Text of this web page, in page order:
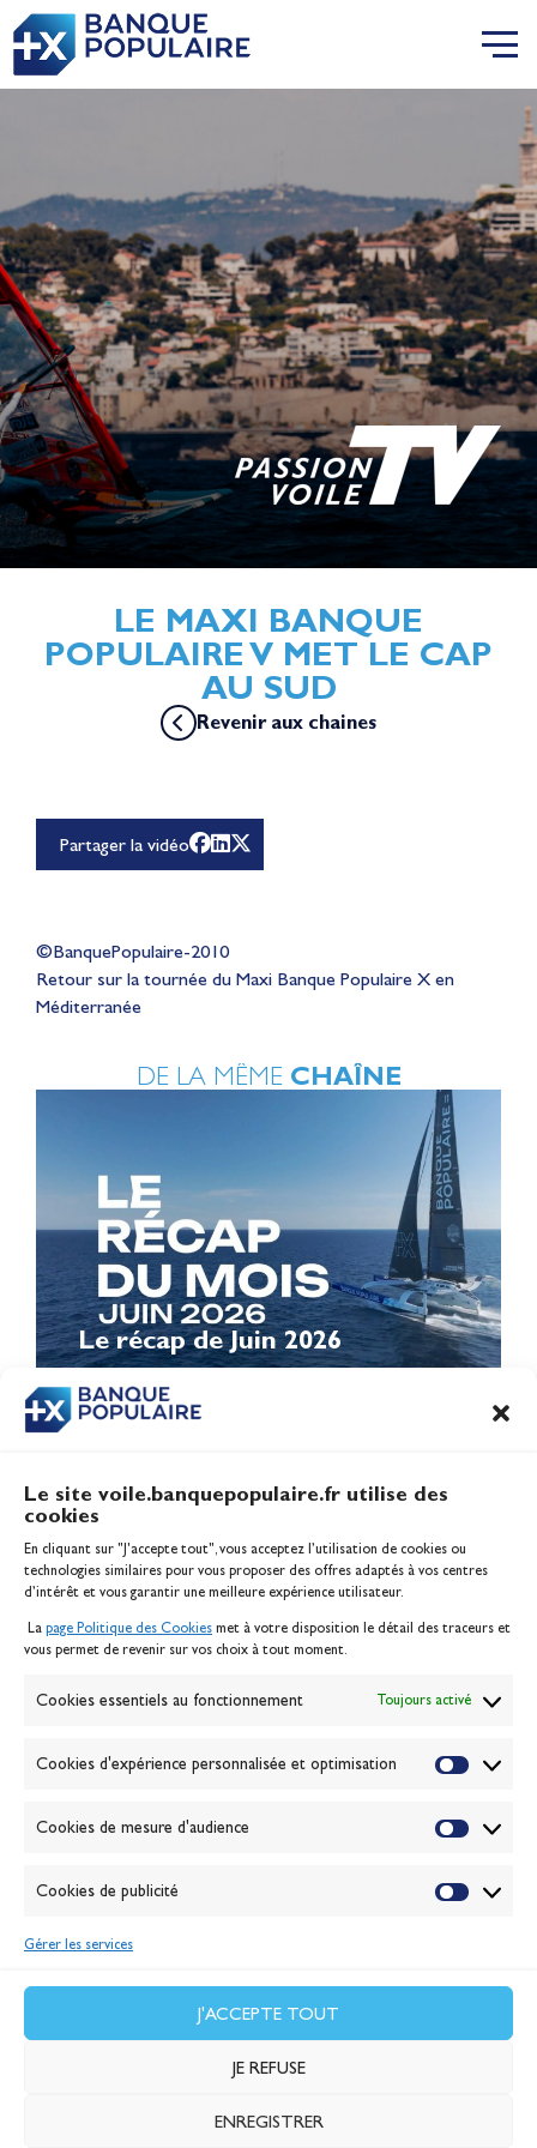
Le site voile.banquepopulaire.fr utilise des
cookies
En cliquant sur "J'accepte tout", vous acceptez l’utilisation de cookies ou
technologies similaires pour vous proposer des offres adaptés à vos centres
d’intérêt et vous garantir une meilleure expérience utilisateur.
La page Politique des Cookies met à votre disposition le détail des traceurs et
vous permet de revenir sur vos choix à tout moment.
Cookies essentiels au fonctionnement Toujours activé
Cookies d'expérience personnalisée et optimisation
Cookies de mesure d'audience
Cookies de publicité
Gérer les services
J'ACCEPTE TOUT
JE REFUSE
ENREGISTRER
LE MAXI BANQUE
POPULAIRE V MET LE CAP
AU SUD
Revenir aux chaines
optimisation" dont YouTube fait partie en
Partager la vidéo
©BanquePopulaire-2010
Retour sur la tournée du Maxi Banque Populaire X en
Méditerranée
DE LA MÊME CHAÎNE
Le récap de Juin 2026
Inscription serveur média
Contact
Politique des cookies
Banque de la voile
Passion Voile TV
ABONNEZ-VOUS
J'accepte lapolitique de confidentialité